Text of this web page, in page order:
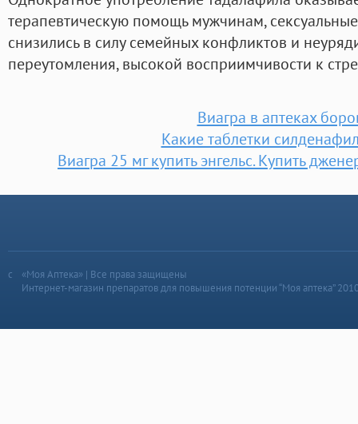
терапевтическую помощь мужчинам,
снизились в силу семейных конфликтов и
переутомления, высокой восприимчивости к
Виагра в аптеках
Какие таблетки
Виагра 25 мг купить энгельс. Купить
«Моя Аптека» | Все права защищены
Интернет-магазин препаратов для повышения потенции “Моя аптека”